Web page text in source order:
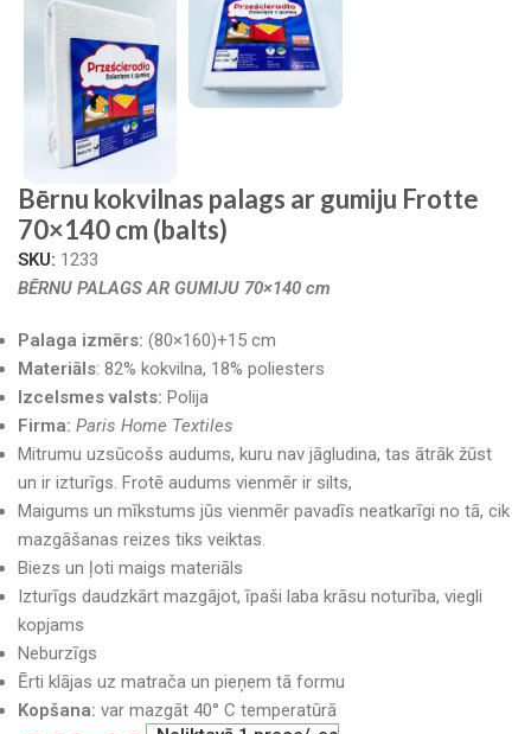
Bērnu kokvilnas palags ar gumiju Frotte
70×140 cm (balts)
SKU: 1233
BĒRNU PALAGS AR GUMIJU 70×140 cm
Palaga izmērs: (80×160)+15 cm
Materiāls: 82% kokvilna, 18% poliesters
Izcelsmes valsts: Polija
Firma: Paris Home Textiles
Mitrumu uzsūcošs audums, kuru nav jāgludina, tas ātrāk žūst
un ir izturīgs. Frotē audums vienmēr ir silts,
Maigums un mīkstums jūs vienmēr pavadīs neatkarīgi no tā, cik
mazgāšanas reizes tiks veiktas.
Biezs un ļoti maigs materiāls
Izturīgs daudzkārt mazgājot, īpaši laba krāsu noturība, viegli
kopjams
Neburzīgs
Ērti klājas uz matrača un pieņem tā formu
Kopšana: var mazgāt 40° C temperatūrā